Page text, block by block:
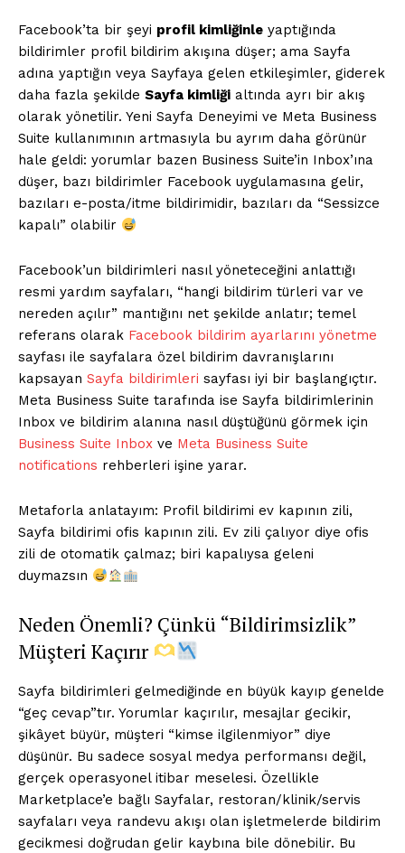
Facebook’ta bir şeyi profil kimliğinle yaptığında
bildirimler profil bildirim akışına düşer; ama Sayfa
adına yaptığın veya Sayfaya gelen etkileşimler, giderek
daha fazla şekilde Sayfa kimliği altında ayrı bir akış
olarak yönetilir. Yeni Sayfa Deneyimi ve Meta Business
Suite kullanımının artmasıyla bu ayrım daha görünür
hale geldi: yorumlar bazen Business Suite’in Inbox’ına
düşer, bazı bildirimler Facebook uygulamasına gelir,
bazıları e-posta/itme bildirimidir, bazıları da “Sessizce
kapalı” olabilir
Facebook’un bildirimleri nasıl yöneteceğini anlattığı
resmi yardım sayfaları, “hangi bildirim türleri var ve
nereden açılır” mantığını net şekilde anlatır; temel
referans olarak Facebook bildirim ayarlarını yönetme
sayfası ile sayfalara özel bildirim davranışlarını
kapsayan Sayfa bildirimleri sayfası iyi bir başlangıçtır.
Meta Business Suite tarafında ise Sayfa bildirimlerinin
Inbox ve bildirim alanına nasıl düştüğünü görmek için
Business Suite Inbox ve Meta Business Suite
notifications rehberleri işine yarar.
Metaforla anlatayım: Profil bildirimi ev kapının zili,
Sayfa bildirimi ofis kapının zili. Ev zili çalıyor diye ofis
zili de otomatik çalmaz; biri kapalıysa geleni
duymazsın
Neden Önemli? Çünkü “Bildirimsizlik”
Müşteri Kaçırır
Sayfa bildirimleri gelmediğinde en büyük kayıp genelde
“geç cevap”tır. Yorumlar kaçırılır, mesajlar gecikir,
şikâyet büyür, müşteri “kimse ilgilenmiyor” diye
düşünür. Bu sadece sosyal medya performansı değil,
gerçek operasyonel itibar meselesi. Özellikle
Marketplace’e bağlı Sayfalar, restoran/klinik/servis
sayfaları veya randevu akışı olan işletmelerde bildirim
gecikmesi doğrudan gelir kaybına bile dönebilir. Bu